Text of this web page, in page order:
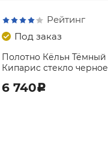
Рейтинг
Под заказ
Полотно Кёльн Тёмный
Кипарис стекло черное
6 740c